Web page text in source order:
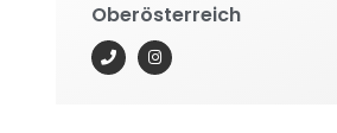
Oberösterreich